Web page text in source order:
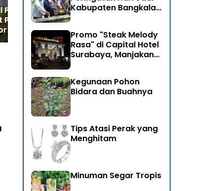
Pamelo 2026
Posisi Magetan
Hortikultura
Kabupaten Bangkalan
Promo "Steak Melody
Rasa" di Capital Hotel
Surabaya, Manjakan
Kegunaan Pohon
Bidara dan Buahnya
Tips Atasi Perak yang
Menghitam
Minuman Segar Tropis